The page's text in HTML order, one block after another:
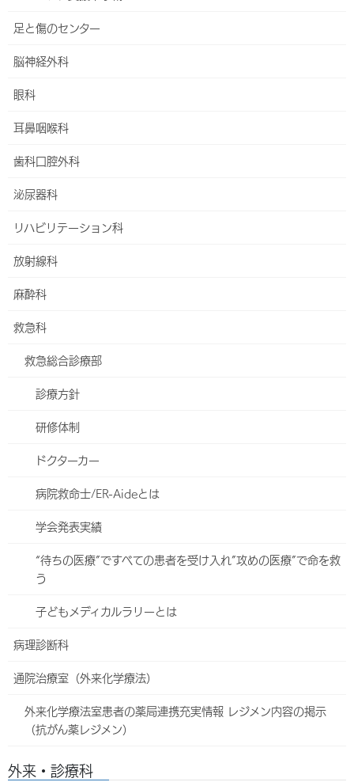
アロマセラピー
状）が必要です
療など一部を除く）
地域医療支援病院について
トメントを１回60分 無料で受けら
れます
当院では100％天然のアロマオイルとベースオイルを使用し分娩進
行中ご希望によりアロママッサージを施しておりますが、産後はア
ことができます。
問診表をお渡しし同意書をご記入いただいた上でパッチテストを行
イルマッサージによる全身トリートメントを受けていただくことが
きますので心も体も癒されていきます。お好きなアロマオイルを選
んでいただくことでさらにリラクゼーション効果を高めることがで
ゼントとさせていただいております。
足と傷のセンター
脳神経外科
眼科
耳鼻咽喉科
歯科口腔外科
泌尿器科
リハビリテーション科
放射線科
麻酔科
救急科
救急総合診療部
診療方針
研修体制
ドクターカー
病院救命士/ER-Aideとは
学会発表実績
“待ちの医療”ですべての患者を受け入れ”攻めの医療”で命を救
う
子どもメディカルラリーとは
病理診断科
通院治療室（外来化学療法）
外来化学療法室患者の薬局連携充実情報 レジメン内容の掲示
（抗がん薬レジメン）
外来・診療科